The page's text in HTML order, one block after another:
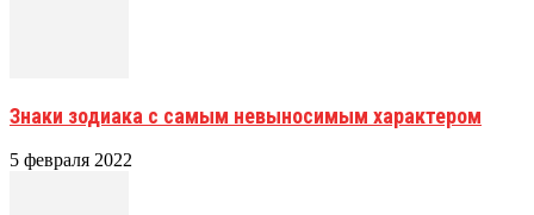
Знаки зодиака с самым невыносимым характером
5 февраля 2022